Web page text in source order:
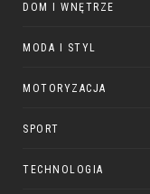
DOM I WNĘTRZE
MODA I STYL
MOTORYZACJA
SPORT
TECHNOLOGIA